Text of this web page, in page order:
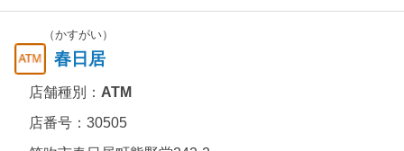
（かすがい）
春日居
店舗種別： ATM
店番号：30505